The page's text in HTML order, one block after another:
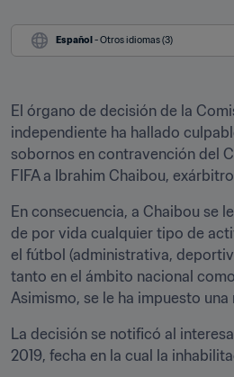
Español - Otros idiomas (3)
El órgano de decisión de la
independiente ha hallado
sobornos en contravención del
FIFA a Ibrahim Chaibou,
En consecuencia, a Chaibou se
de por vida cualquier tipo de
el fútbol (administrativa,
tanto en el ámbito nacional
Asimismo, se le ha impuesto
La decisión se notificó al
2019, fecha en la cual la